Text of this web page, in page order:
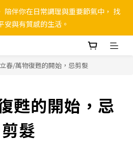
陪伴你在日常調理與重要節氣中， 找
安與有質感的生活。
立春/萬物復甦的開始，忌剪髮
甦的開始，忌
剪髮